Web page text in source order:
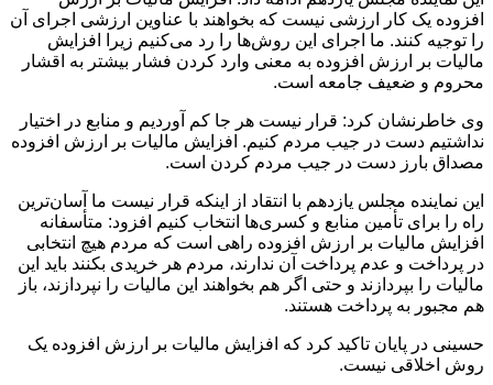
افزوده یک کار ارزشی نیست که بخواهند با عناوین ارزشی اجرای آن
را توجیه کنند. ما اجرای این روش‌ها را رد می‌کنیم زیرا افزایش
مالیات بر ارزش افزوده به معنی وارد کردن فشار بیشتر به اقشار
محروم و ضعیف جامعه است.
وی خاطرنشان کرد: قرار نیست هر جا کم آوردیم و منابع در اختیار
نداشتیم دست در جیب مردم کنیم. افزایش مالیات بر ارزش افزوده
مصداق بارز دست در جیب مردم کردن است.
این نماینده مجلس یازدهم با انتقاد از اینکه قرار نیست ما آسان‌ترین
راه را برای تأمین منابع و کسری‌ها انتخاب کنیم افزود: متأسفانه
افزایش مالیات بر ارزش افزوده راهی است که مردم هیچ انتخابی
در پرداخت و عدم پرداخت آن ندارند، مردم هر خریدی بکنند باید این
مالیات را بپردازند و حتی اگر هم بخواهند این مالیات را نپردازند، باز
هم مجبور به پرداخت هستند.
حسینی در پایان تاکید کرد که افزایش مالیات بر ارزش افزوده یک
روش اخلاقی نیست.